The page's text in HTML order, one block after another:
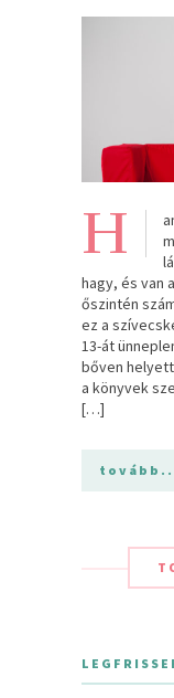
H
hagy, és van
őszintén
ez a
13-át
bőven
a könyvek
[…]